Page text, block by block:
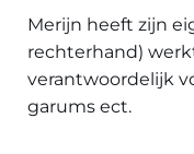
Merijn heeft zijn
rechterhand)
verantwoordelijk
garums ect.